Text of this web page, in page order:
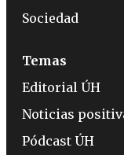
Sociedad
Temas
Editorial ÚH
Noticias
Pódcast ÚH